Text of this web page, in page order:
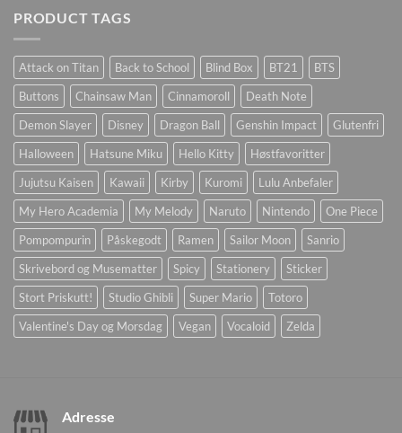
PRODUCT TAGS
Attack on Titan Back to School Blind Box BT21
BTS
Buttons
Chainsaw Man Cinnamoroll
Death Note
Demon Slayer
Disney Dragon Ball Genshin Impact
Glutenfri
Halloween
Hatsune Miku Hello Kitty
Høstfavoritter
Jujutsu Kaisen
Kawaii Kirby Kuromi
Lulu Anbefaler
My Hero Academia
My Melody Naruto Nintendo
One Piece
Pompompurin
Påskegodt Ramen Sailor Moon
Sanrio
Skrivebord og Musematter
Spicy Stationery
Sticker
Stort Priskutt!
Studio Ghibli Super Mario
Totoro
Valentine's Day og Morsdag
Vegan Vocaloid Zelda
Adresse